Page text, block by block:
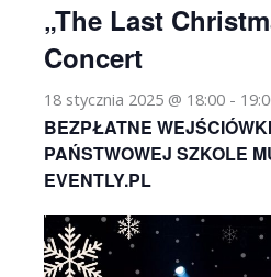
„The Last
Concert
18 stycznia 2025 @ 18:00 -
BEZPŁATNE
PAŃSTWOWEJ SZKOLE
EVENTLY.PL